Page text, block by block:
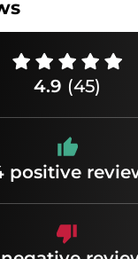
4.9 (45)
positive